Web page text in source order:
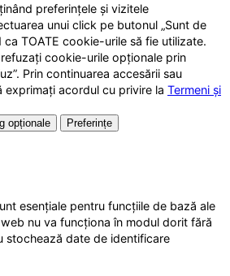
preferințele și vizitele
unui click pe butonul „Sunt de
TOATE cookie-urile să fie utilizate.
cookie-urile opționale prin
Prin continuarea accesării sau
exprimați acordul cu privire la Termeni și
opționale
Preferințe
esențiale pentru funcțiile de bază ale
nu va funcționa în modul dorit fără
stochează date de identificare